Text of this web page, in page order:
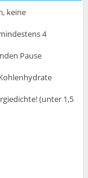
keine
4
Pause
(unter 1,5